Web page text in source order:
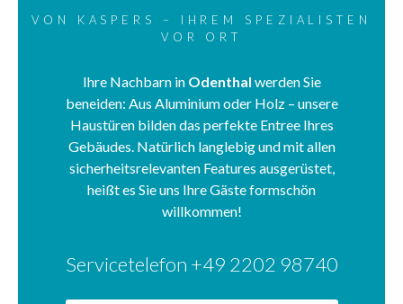
VON KASPERS – IHREM SPEZIALISTEN
VOR ORT
Ihre Nachbarn inOdenthal werden Sie
beneiden: Aus Aluminium oder Holz – unsere
Haustüren bilden das perfekte Entree Ihres
Gebäudes. Natürlich langlebig und mit allen
sicherheitsrelevanten Features ausgerüstet,
heißt es Sie uns Ihre Gäste formschön
willkommen!
Servicetelefon +49 2202 98740